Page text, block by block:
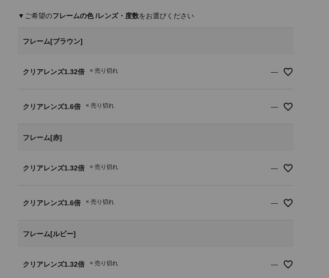
フレームの色 レンズ・度数
フレーム[ブラウン]
クリアレンズ1.32倍 × 売り切れ —
クリアレンズ1.6倍 × 売り切れ —
フレーム[赤]
クリアレンズ1.32倍 × 売り切れ —
クリアレンズ1.6倍 × 売り切れ —
フレーム[ルビー]
クリアレンズ1.32倍 × 売り切れ —